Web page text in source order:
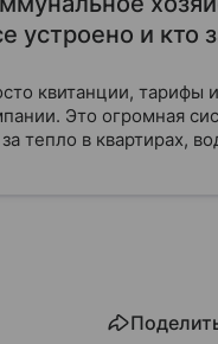
устроено и кто
квитанции, тарифы и
Это огромная
тепло в квартирах,
и чистоту во